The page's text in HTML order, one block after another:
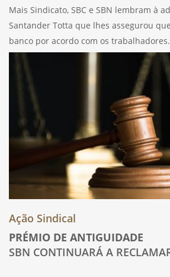
Mais Sindicato, SBC e SBN lembram à
Santander Totta que lhes assegurou
banco por acordo com os
cumpra a sua promessa. Os Sindicatos
surpreendidos pela nota de imprensa
Ação Sindical
PRÉMIO DE ANTIGUIDADE
SBN CONTINUARÁ A